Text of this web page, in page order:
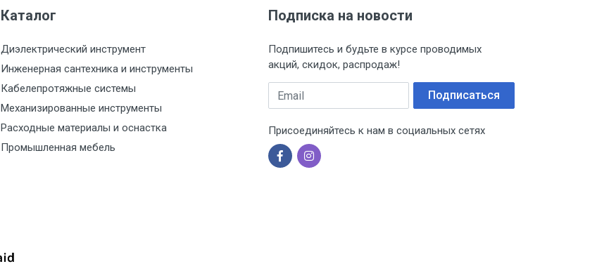
Каталог
Диэлектрический инструмент
Инженерная сантехника и инструменты
Кабелепротяжные системы
Механизированные инструменты
Расходные материалы и оснастка
Промышленная мебель
Подписка на новости
Подпишитесь и будьте в курсе проводимых
акций, скидок, распродаж!
Email Подписаться
Присоединяйтесь к нам в социальных сетях